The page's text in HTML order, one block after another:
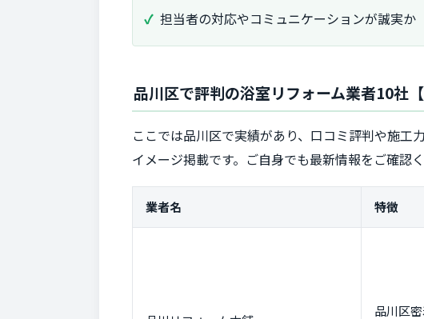
担当者の対応やコミュニケーションが誠実か
品川区で評判の浴室リフォーム業者10社【
ここでは品川区で実績があり、口コミ評判や施工
イメージ掲載です。ご自身でも最新情報をご確認く
業者名 特徴
品川区